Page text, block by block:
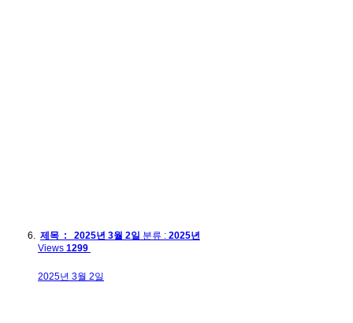
제목 : 2025년 3월 2일 분류 : 2025년
Views 1299
2025년 3월 2일